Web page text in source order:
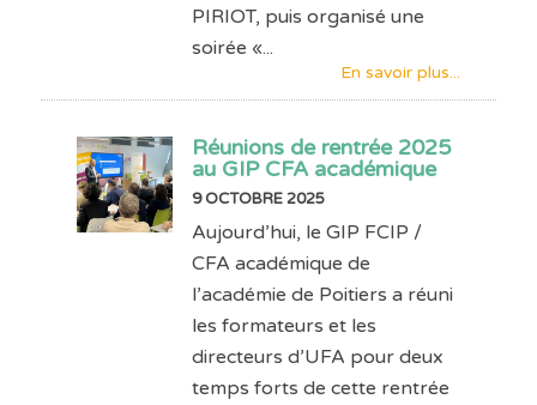
PIRIOT, puis organisé une
soirée «...
En savoir plus...
Réunions de rentrée 2025
au GIP CFA académique
9 OCTOBRE 2025
Aujourd’hui, le GIP FCIP /
CFA académique de
l’académie de Poitiers a réuni
les formateurs et les
directeurs d’UFA pour deux
temps forts de cette rentrée